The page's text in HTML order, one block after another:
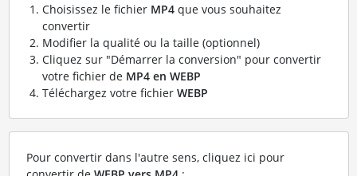
Choisissez le fichier MP4que vous souhaitez
convertir
Modifier la qualité ou la taille (optionnel)
Cliquez sur "Démarrer la conversion" pour convertir
votre fichier de MP4 en WEBP
Téléchargez votre fichier WEBP
Pour convertir dans l'autre sens, cliquez ici pour